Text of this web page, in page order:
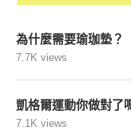
為什麼需要瑜珈墊？
7.7K views
凱格爾運動你做對了
7.1K views